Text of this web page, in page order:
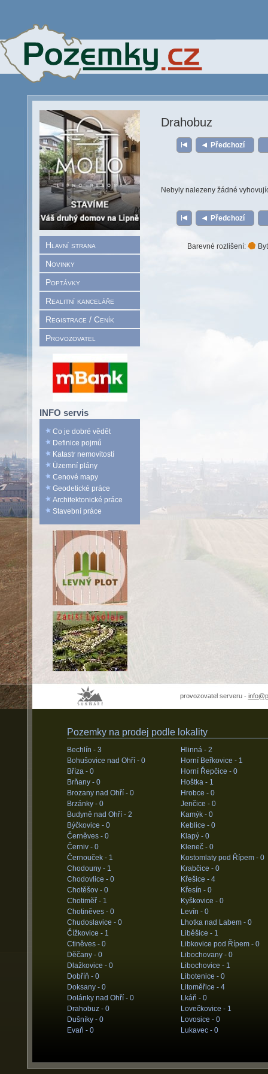
Hlavní strana
Novinky
Poptávky
Realitní kanceláře
Registrace / Ceník
Provozovatel
INFO servis
Co je dobré vědět
Definice pojmů
Katastr nemovitostí
Územní plány
Cenové mapy
Geodetické práce
Architektonické práce
Stavební práce
Drahobuz
Předchozí
Nebyly nalezeny žádné
Předchozí
Barevné rozlišení:
provozovatel serveru -
Pozemky na prodej podle lokality
Bechlín - 3
Bohušovice nad Ohří - 0
Bříza - 0
Brňany - 0
Brozany nad Ohří - 0
Brzánky - 0
Budyně nad Ohří - 2
Býčkovice - 0
Černěves - 0
Černiv - 0
Černouček - 1
Chodouny - 1
Chodovlice - 0
Chotěšov - 0
Chotiměř - 1
Chotiněves - 0
Chudoslavice - 0
Čížkovice - 1
Ctiněves - 0
Děčany - 0
Dlažkovice - 0
Dobříň - 0
Doksany - 0
Dolánky nad Ohří - 0
Drahobuz - 0
Dušníky - 0
Evaň - 0
Hlinná - 2
Horní Beřkovice - 1
Horní Řepčice - 0
Hoštka - 1
Hrobce - 0
Jenčice - 0
Kamýk - 0
Keblice - 0
Klapý - 0
Kleneč - 0
Kostomlaty pod Řípem - 0
Krabčice - 0
Křešice - 4
Křesín - 0
Kyškovice - 0
Levín - 0
Lhotka nad Labem - 0
Liběšice - 1
Libkovice pod Řípem - 0
Libochovany - 0
Libochovice - 1
Libotenice - 0
Litoměřice - 4
Lkáň - 0
Lovečkovice - 1
Lovosice - 0
Lukavec - 0